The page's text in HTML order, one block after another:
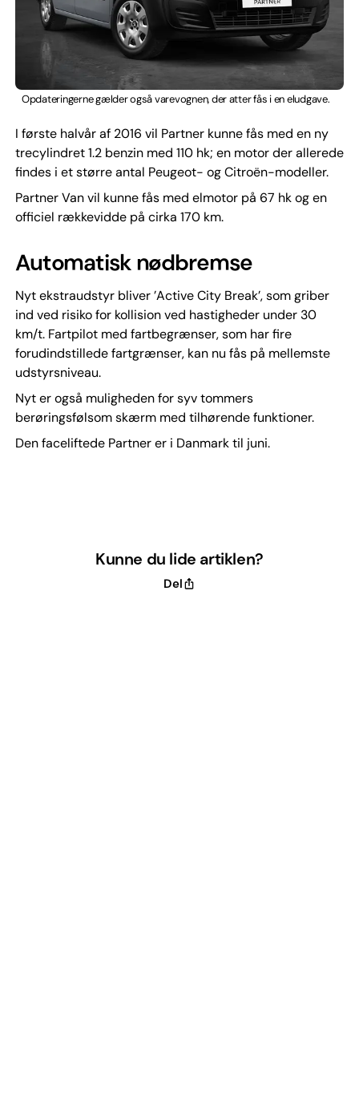
Opdateringerne gælder også varevognen, der atter fås i en eludgave.
I første halvår af 2016 vil Partner kunne fås med en ny
trecylindret 1.2 benzin med 110 hk; en motor der allerede
findes i et større antal Peugeot- og Citroën-modeller.
Partner Van vil kunne fås med elmotor på 67 hk og en
officiel rækkevidde på cirka 170 km.
Automatisk nødbremse
Nyt ekstraudstyr bliver ’Active City Break’, som griber
ind ved risiko for kollision ved hastigheder under 30
km/t. Fartpilot med fartbegrænser, som har fire
forudindstillede fartgrænser, kan nu fås på mellemste
udstyrsniveau.
Nyt er også muligheden for syv tommers
berøringsfølsom skærm med tilhørende funktioner.
Den faceliftede Partner er i Danmark til juni.
Kunne du lide artiklen?
Del